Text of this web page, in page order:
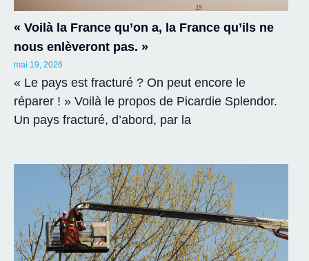
« Voilà la France qu’on a, la France qu’ils ne
nous enlèveront pas. »
mai 19, 2026
« Le pays est fracturé ? On peut encore le
réparer ! » Voilà le propos de Picardie Splendor.
Un pays fracturé, d’abord, par la